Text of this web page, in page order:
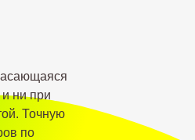
ни при
Точную
по